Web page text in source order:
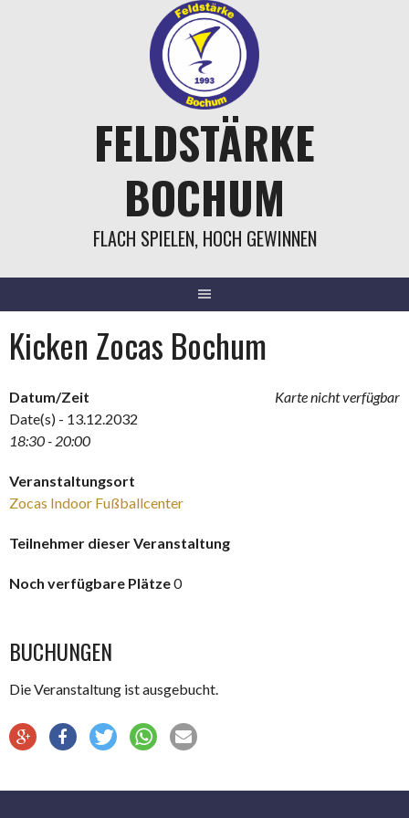
FELDSTÄRKE
BOCHUM
FLACH SPIELEN, HOCH GEWINNEN
Kicken Zocas Bochum
Karte nicht verfügbar
Datum/Zeit
Date(s) - 13.12.2032
18:30 - 20:00
Veranstaltungsort
Zocas Indoor Fußballcenter
Teilnehmer dieser Veranstaltung
Noch verfügbare Plätze0
BUCHUNGEN
Die Veranstaltung ist ausgebucht.